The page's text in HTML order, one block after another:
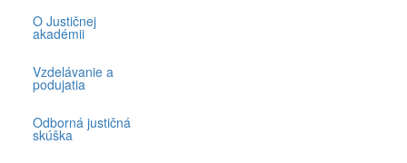
O Justičnej
akadémii
Vzdelávanie a
podujatia
Odborná justičná
skúška